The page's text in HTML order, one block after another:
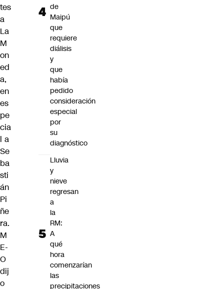
tes
a
La
M
on
ed
a,
en
es
pe
cia
l a
Se
ba
sti
án
Pi
ñe
ra.
M
E-
O
dij
o
de
Maipú
que
requiere
diálisis
y
que
había
pedido
consideración
especial
por
su
diagnóstico
Lluvia
y
nieve
regresan
a
la
RM:
A
qué
hora
comenzarían
las
precipitaciones